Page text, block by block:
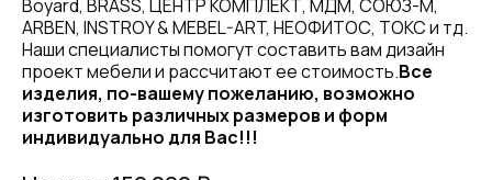
Boyard, BRASS, ЦЕНТР КОМПЛЕКТ, МДМ, СОЮЗ-М,
ARBEN, INSTROY & MEBEL-ART, НЕОФИТОС, ТОКС и тд.
Наши специалисты помогут составить вам дизайн
проект мебели и рассчитают ее стоимость.Все
изделия, по-вашему пожеланию, возможно
изготовить различных размеров и форм
индивидуально для Вас!!!